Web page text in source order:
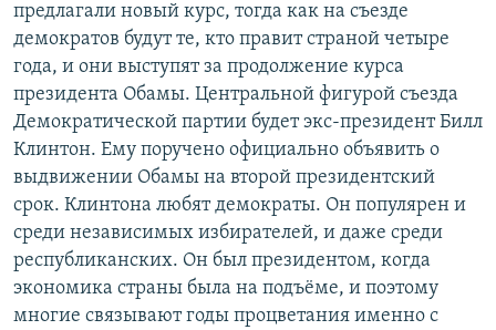
предлагали новый курс, тогда как на съезде
демократов будут те, кто правит страной четыре
года, и они выступят за продолжение курса
президента Обамы. Центральной фигурой съезда
Демократической партии будет экс-президент Билл
Клинтон. Ему поручено официально объявить о
выдвижении Обамы на второй президентский
срок. Клинтона любят демократы. Он популярен и
среди независимых избирателей, и даже среди
республиканских. Он был президентом, когда
экономика страны была на подъёме, и поэтому
многие связывают годы процветания именно с